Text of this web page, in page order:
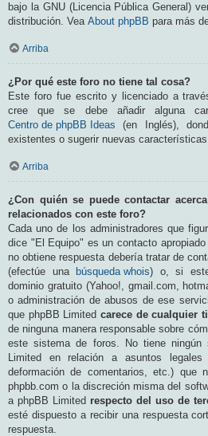
bajo la GNU (Licencia Pública General)
distribución. Vea About phpBB para más
Arriba
¿Por qué este foro no tiene tal cosa?
Este foro fue escrito y licenciado a
cree que se debe añadir alguna
Centro de phpBB Ideas (en Inglés),
existentes o sugerir nuevas
Arriba
¿Con quién se puede contactar
relacionados con este foro?
Cada uno de los administradores que
dice "El Equipo" es un contacto
no obtiene respuesta debería tratar de
(efectúe una
búsqueda whois) o, si
dominio gratuito (Yahoo!, gmail.com,
o administración de abusos de ese
que phpBB Limited carece de cualquier
de ninguna manera responsable sobre
este sistema de foros. No tiene ningún
Limited en relación a asuntos legales
deformación de comentarios, etc.) que
phpbb.com o la discreción misma del
a phpBB Limited respecto del uso de
esté dispuesto a recibir una respuesta
respuesta.